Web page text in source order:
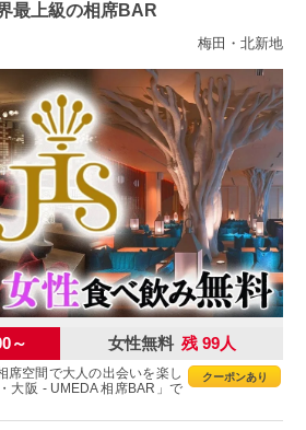
最上級の相席BAR
梅田・北新地
～ 女性無料 残 99人
クーポンあり
席空間で大人の出会いを楽し
大阪 - UMEDA 相席BAR」で